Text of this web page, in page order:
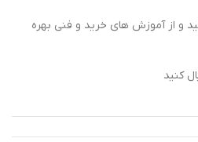
و از آموزش های خرید و فنی بهره
کنید